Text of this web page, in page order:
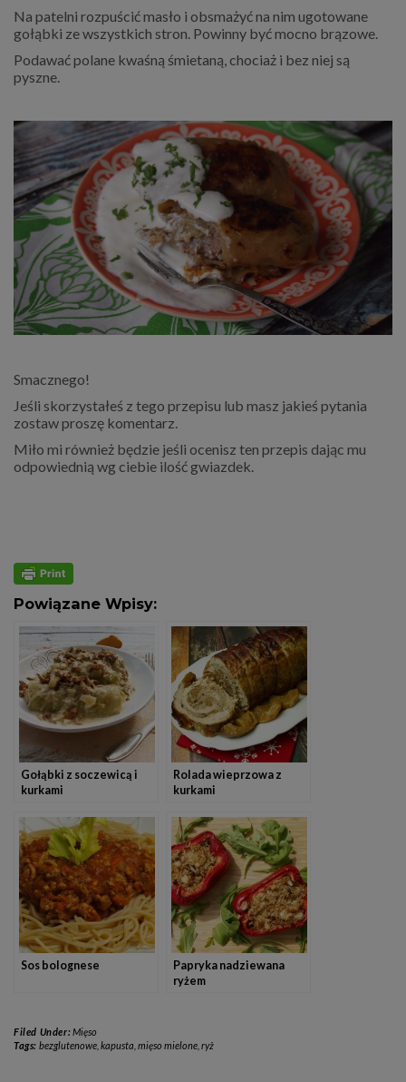
Na patelni rozpuścić masło i obsmażyć na nim ugotowane
gołąbki ze wszystkich stron. Powinny być mocno brązowe.
Podawać polane kwaśną śmietaną, chociaż i bez niej są
pyszne.
Smacznego!
Jeśli skorzystałeś z tego przepisu lub masz jakieś pytania
zostaw proszę komentarz.
Miło mi również będzie jeśli ocenisz ten przepis dając mu
odpowiednią wg ciebie ilość gwiazdek.
Powiązane Wpisy:
Gołąbki z soczewicą i
kurkami
Rolada wieprzowa z
kurkami
Sos bolognese
Papryka nadziewana
ryżem
Filed Under:Mięso
Tags: bezglutenowe, kapusta mięso mielone, ryż